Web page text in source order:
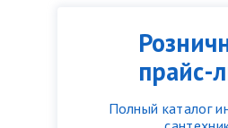
прайс-
Полный каталог